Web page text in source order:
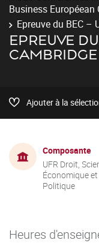
Business Européean
Epreuve du BEC –
EPREUVE
CAMBRIDGE
Ajouter à la
Composante
UFR Droit,
Économique et
Politique
Heures